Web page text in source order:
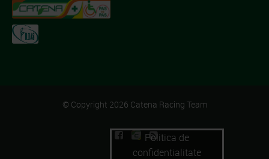
© Copyright 2026 Catena Racing Team
Politica de
confidentialitate